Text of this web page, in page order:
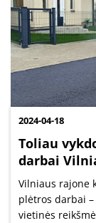
2024-04-18
Toliau
darbai
Vilniaus rajone
plėtros darbai
vietinės